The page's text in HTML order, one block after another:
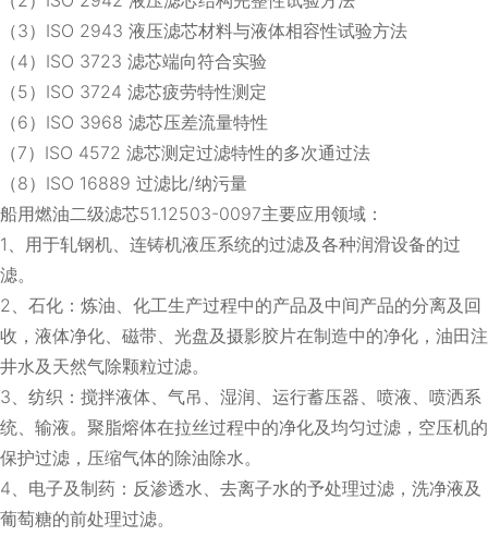
（3）ISO 2943 液压滤芯材料与液体相容性试验方法
（4）ISO 3723 滤芯端向符合实验
（5）ISO 3724 滤芯疲劳特性测定
（6）ISO 3968 滤芯压差流量特性
（7）ISO 4572 滤芯测定过滤特性的多次通过法
（8）ISO 16889 过滤比/纳污量
船用燃油二级滤芯51.12503-0097主要应用领域：
1、用于轧钢机、连铸机液压系统的过滤及各种润滑设备的过
滤。
2、石化：炼油、化工生产过程中的产品及中间产品的分离及回
收，液体净化、磁带、光盘及摄影胶片在制造中的净化，油田注
井水及天然气除颗粒过滤。
3、纺织：搅拌液体、气吊、湿润、运行蓄压器、喷液、喷洒系
统、输液。聚脂熔体在拉丝过程中的净化及均匀过滤，空压机的
保护过滤，压缩气体的除油除水。
4、电子及制药：反渗透水、去离子水的予处理过滤，洗净液及
葡萄糖的前处理过滤。